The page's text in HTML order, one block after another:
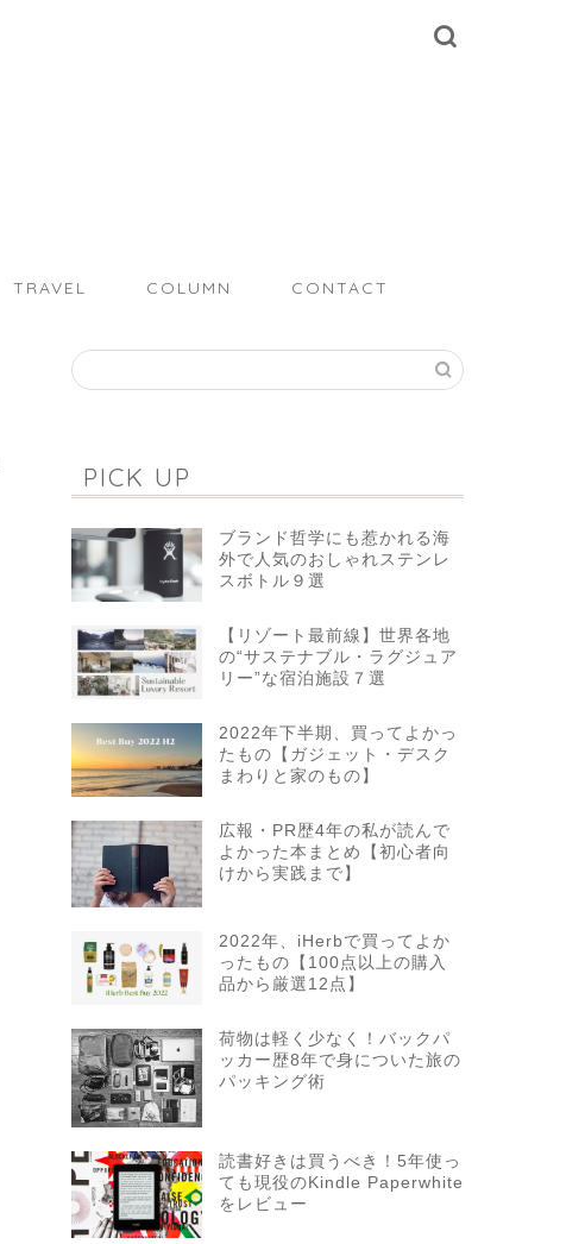
TRAVEL COLUMN CONTACT
PICK UP
ブランド哲学にも惹かれる海
外で人気のおしゃれステンレ
スボトル９選
【リゾート最前線】世界各地
の“サステナブル・ラグジュア
リー”な宿泊施設７選
2022年下半期、買ってよかっ
たもの【ガジェット・デスク
まわりと家のもの】
広報・PR歴4年の私が読んで
よかった本まとめ【初心者向
けから実践まで】
2022年、iHerbで買ってよか
ったもの【100点以上の購入
品から厳選12点】
荷物は軽く少なく！バックパ
ッカー歴8年で身についた旅の
パッキング術
読書好きは買うべき！5年使っ
ても現役のKindle Paperwhite
をレビュー